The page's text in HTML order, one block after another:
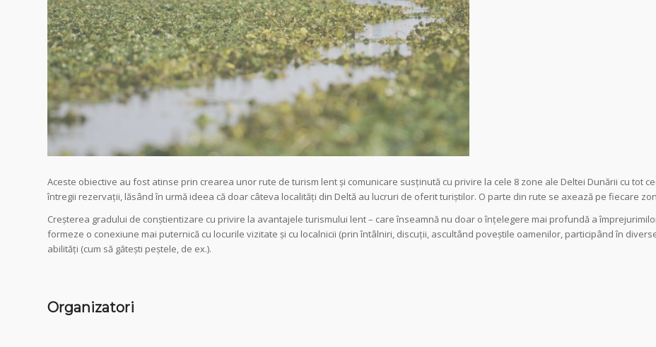
Aceste obiective au fost atinse prin crearea unor rute de turism lent și comunicare susținută cu privire la cele 8 zone ale Deltei Dunării cu tot
întregii rezervații, lăsând în urmă ideea că doar câteva localități din Deltă au lucruri de oferit turiștilor. O parte din rute se axează pe fiecare
Creșterea gradului de conștientizare cu privire la avantajele turismului lent – ​​care înseamnă nu doar o înțelegere mai profundă a
formeze o conexiune mai puternică cu locurile vizitate și cu localnicii (prin întâlniri, discuții, ascultând poveștile oamenilor, participând în
abilități (cum să gătești peștele, de ex.).
Organizatori